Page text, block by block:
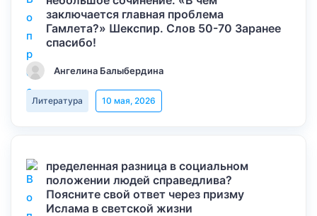
заключается главная проблема
Гамлета?» Шекспир. Слов 50-70 Заранее
спасибо!
Ангелина Балыбердина
Литература 10 мая, 2026
пределенная разница в социальном
положении людей справедлива?
Поясните свой ответ через призму
Ислама в светской жизни